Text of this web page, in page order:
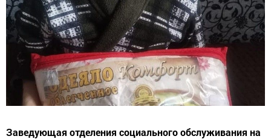
Заведующая отделения социального обслуживания на